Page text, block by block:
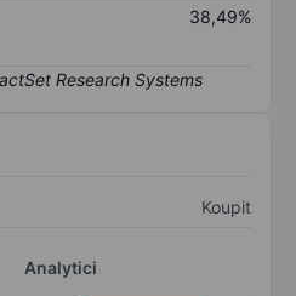
38,49%
Koupit
Analytici